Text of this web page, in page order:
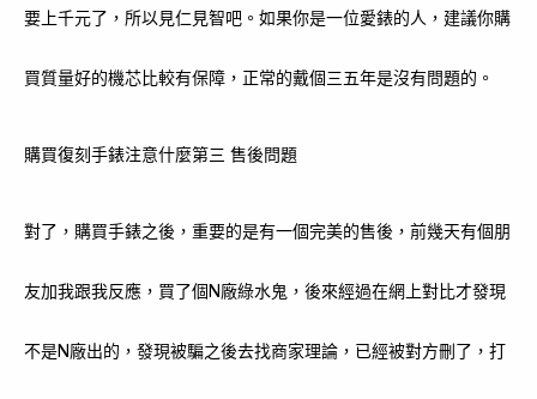
要上千元了，所以見仁見智吧。如果你是一位愛錶的人，建議你購
買質量好的機芯比較有保障，正常的戴個三五年是沒有問題的。
購買復刻手錶注意什麼第三 售後問題
對了，購買手錶之後，重要的是有一個完美的售後，前幾天有個朋
友加我跟我反應，買了個N廠綠水鬼，後來經過在網上對比才發現
不是N廠出的，發現被騙之後去找商家理論，已經被對方刪了，打